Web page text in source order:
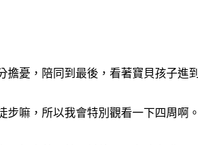
擔憂，陪同到最後，看著寶貝孩子進
步嘛，所以我會特別觀看一下四周啊。